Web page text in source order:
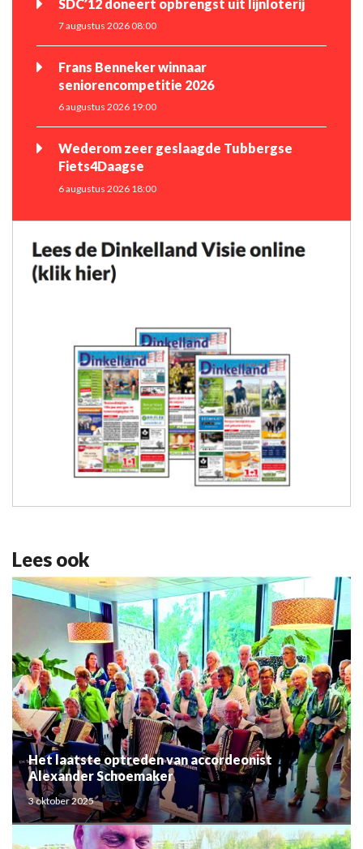
SDC’12 doneert opbrengst uit lijnloterij
7 augustus 2026 08:00
Frans Benneker winnaar
seniorencompetitie 2026
6 augustus 2026 19:00
Wederom zeer geslaagde Tubbergse
Fiets4Daagse
6 augustus 2026 18:00
Lees ook
Het laatste optreden van accordeonist
Alexander Schoemaker
3 oktober 2025